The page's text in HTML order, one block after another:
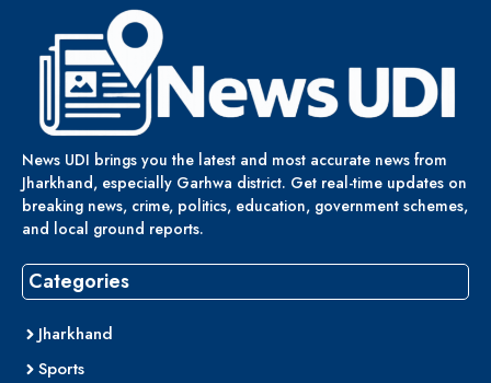
News UDI brings you the latest and most accurate news from
Jharkhand, especially Garhwa district. Get real-time updates on
breaking news, crime, politics, education, government schemes,
and local ground reports.
Categories
Jharkhand
Sports